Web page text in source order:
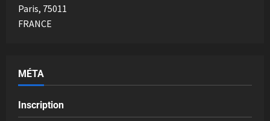
Paris, 75011
FRANCE
MÉTA
Inscription